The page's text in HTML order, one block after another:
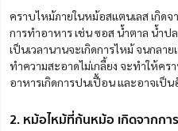
คราบไหม้ภายในหม้อสแตนเลส เกิด
การทำอาหาร เช่น ซอส น้ำตาล น้ำป
เป็นเวลานานจะเกิดการไหม้ จนกลา
ทำความสะอาดไม่เกลี้ยง จะทำให้คร
อาหารเกิดการปนเปื้อน และอาจเป็
2. หม้อไหม้ที่ก้นหม้อ เกิดจากก